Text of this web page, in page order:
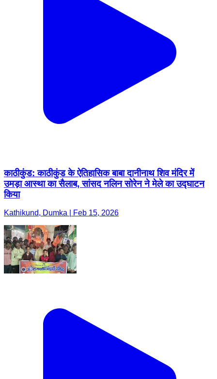
काठीकुंड: काठीकुंड के ऐतिहासिक बाबा दानीनाथ शिव मंदिर में
उमड़ा आस्था का सैलाब, सांसद नलिन सोरेन ने मेले का उद्घाटन
किया
Kathikund, Dumka | Feb 15, 2026